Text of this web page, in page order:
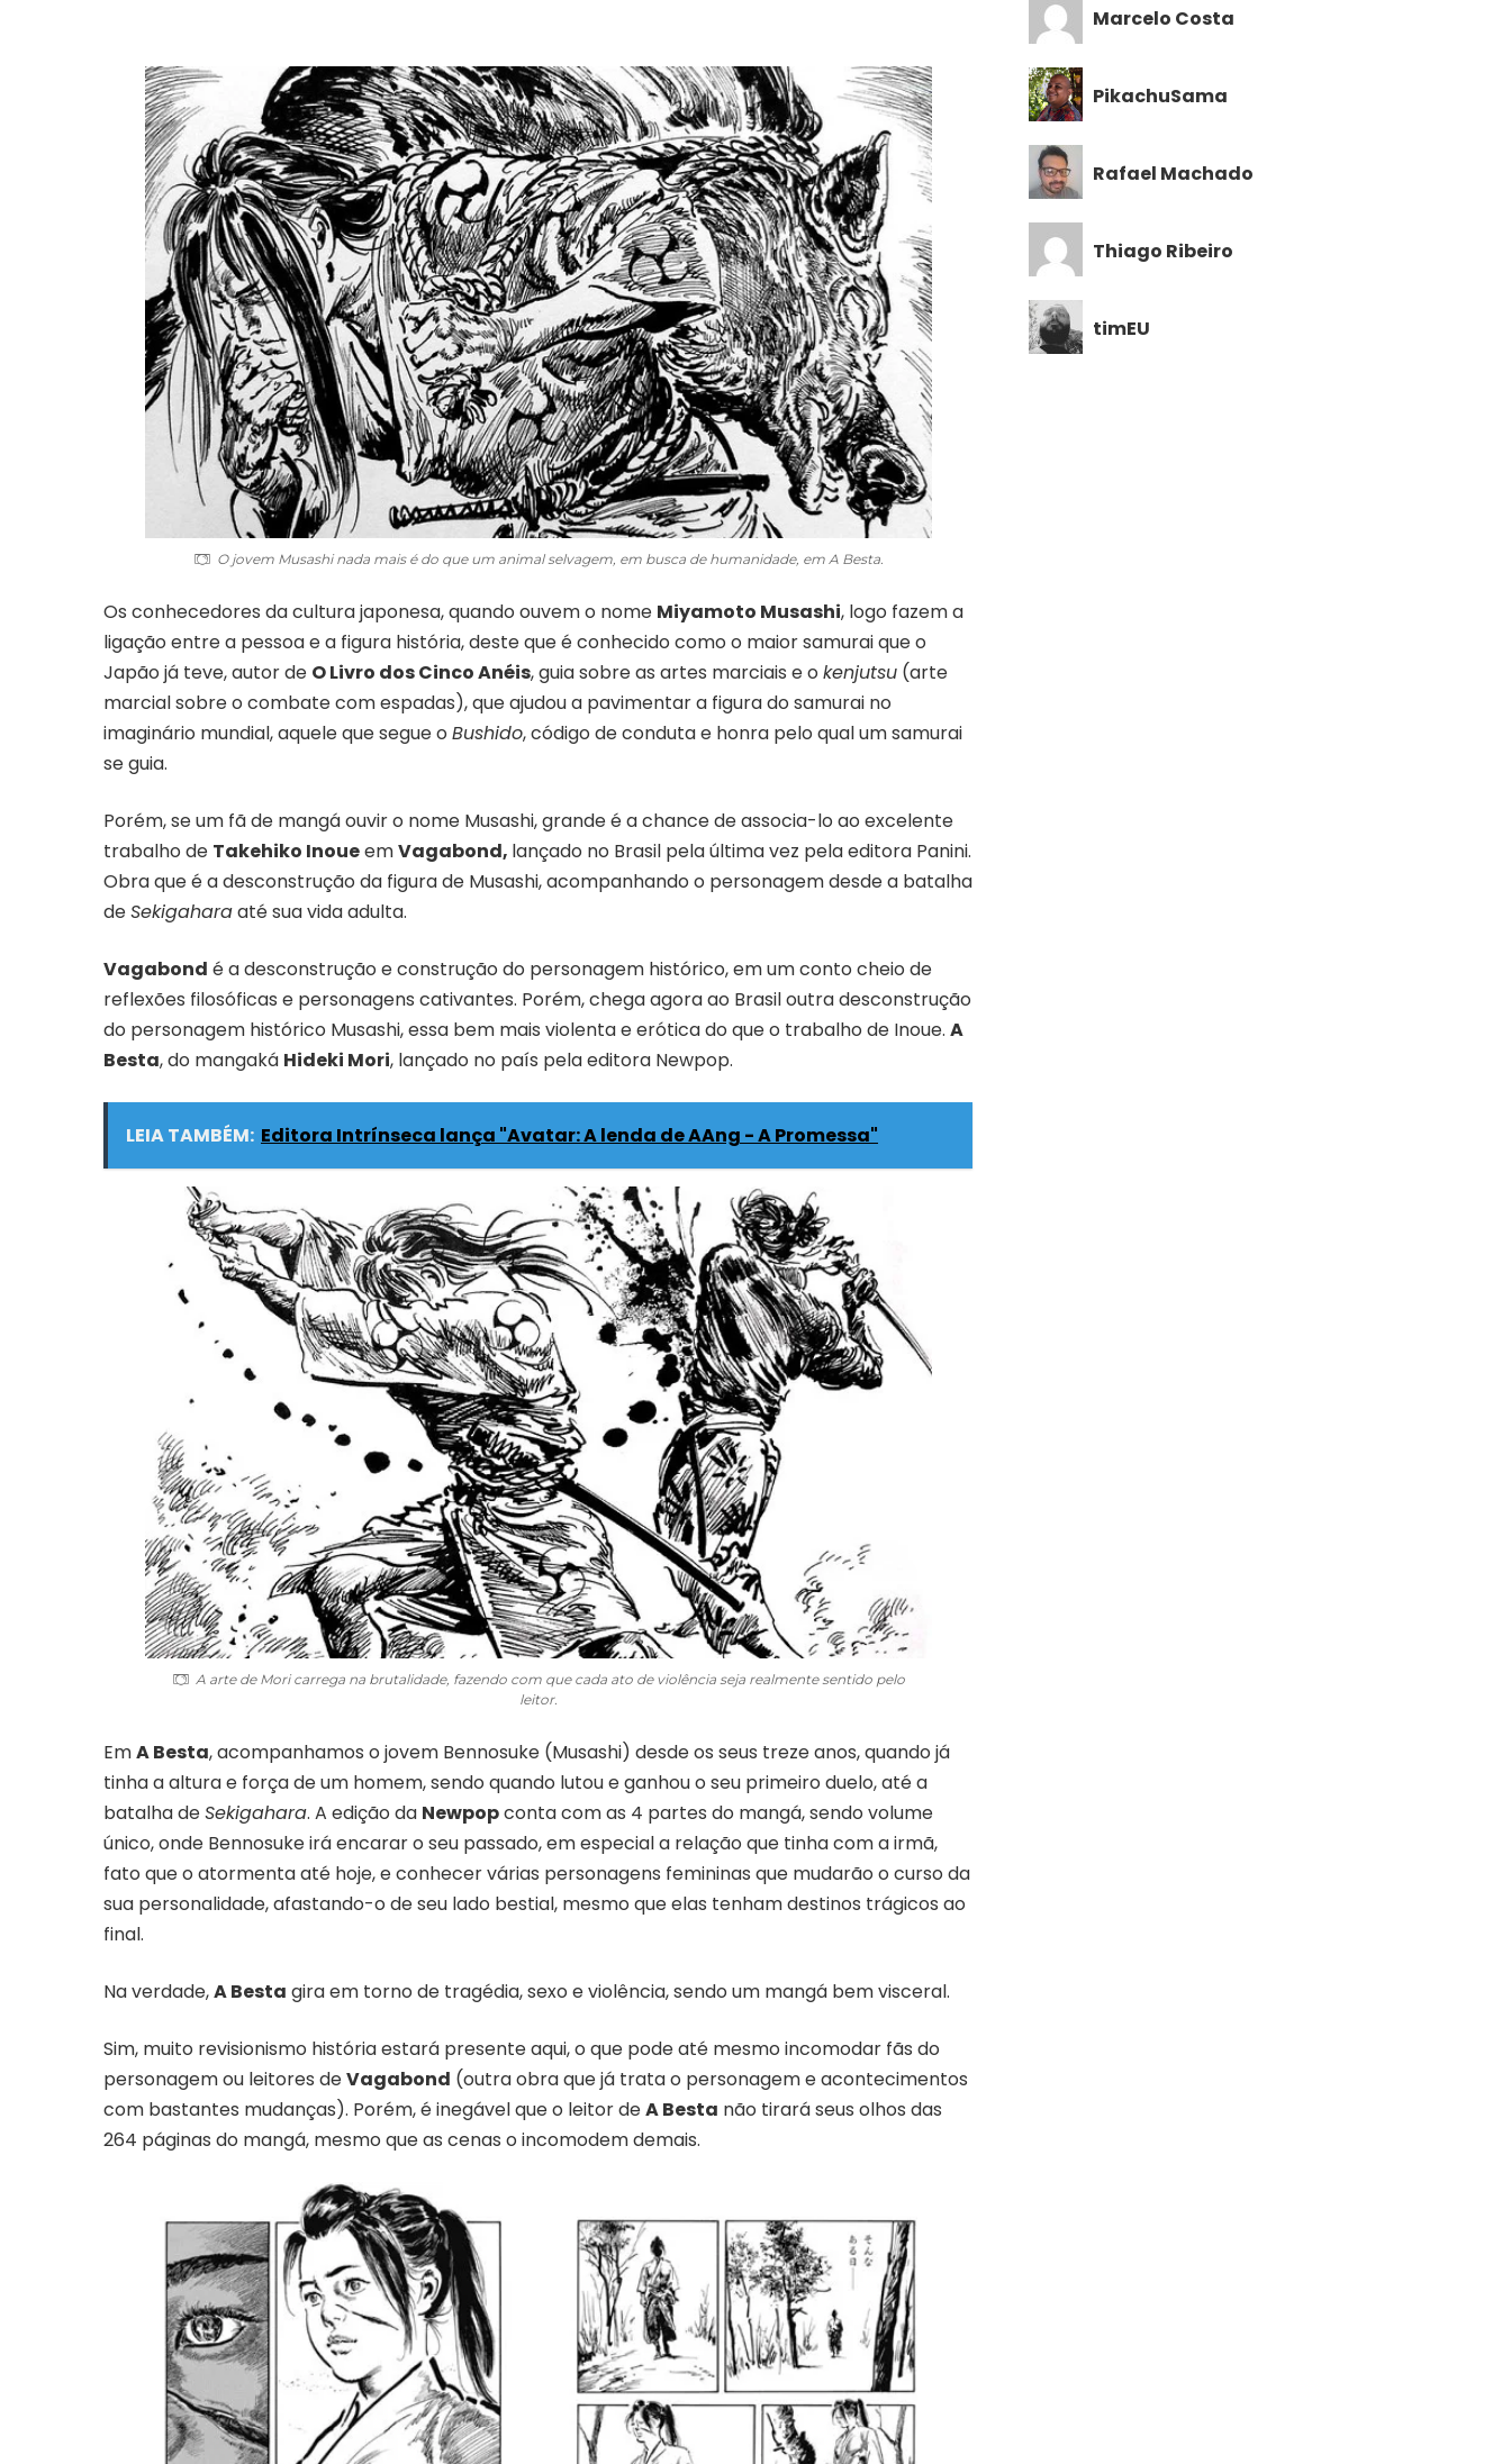
O jovem Musashi nada mais é do que um animal selvagem, em busca de humanidade, em A Besta.
Os conhecedores da cultura japonesa, quando ouvem o nome Miyamoto Musashi, logo fazem a
ligação entre a pessoa e a figura história, deste que é conhecido como o maior samurai que o
Japão já teve, autor de O Livro dos Cinco Anéis, guia sobre as artes marciais e o kenjutsu (arte
marcial sobre o combate com espadas), que ajudou a pavimentar a figura do samurai no
imaginário mundial, aquele que segue o Bushido, código de conduta e honra pelo qual um samurai
se guia.
Porém, se um fã de mangá ouvir o nome Musashi, grande é a chance de associa-lo ao excelente
trabalho de Takehiko InoueemVagabond, lançado no Brasil pela última vez pela editora Panini.
Obra que é a desconstrução da figura de Musashi, acompanhando o personagem desde a batalha
deSekigaharaaté sua vida adulta.
Vagabond é a desconstrução e construção do personagem histórico, em um conto cheio de
reflexões filosóficas e personagens cativantes. Porém, chega agora ao Brasil outra desconstrução
do personagem histórico Musashi, essa bem mais violenta e erótica do que o trabalho de Inoue. A
Besta, do mangaká Hideki Mori, lançado no país pela editora Newpop.
LEIA TAMBÉM: Editora Intrínseca lança "Avatar: A lenda de AAng - A Promessa"
A arte de Mori carrega na brutalidade, fazendo com que cada ato de violência seja realmente sentido pelo
leitor.
EmA Besta, acompanhamos o jovem Bennosuke (Musashi) desde os seus treze anos, quando já
tinha a altura e força de um homem, sendo quando lutou e ganhou o seu primeiro duelo, até a
batalha deSekigahara. A edição da Newpopconta com as 4 partes do mangá, sendo volume
único, onde Bennosuke irá encarar o seu passado, em especial a relação que tinha com a irmã,
fato que o atormenta até hoje, e conhecer várias personagens femininas que mudarão o curso da
sua personalidade, afastando-o de seu lado bestial, mesmo que elas tenham destinos trágicos ao
final.
Na verdade,A Besta gira em torno de tragédia, sexo e violência, sendo um mangá bem visceral.
Sim, muito revisionismo história estará presente aqui, o que pode até mesmo incomodar fãs do
personagem ou leitores deVagabond (outra obra que já trata o personagem e acontecimentos
com bastantes mudanças). Porém, é inegável que o leitor deA Besta não tirará seus olhos das
264 páginas do mangá, mesmo que as cenas o incomodem demais.
Marcelo Costa
PikachuSama
Rafael Machado
Thiago Ribeiro
timEU